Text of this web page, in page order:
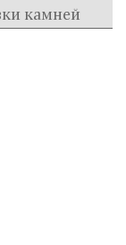
камней